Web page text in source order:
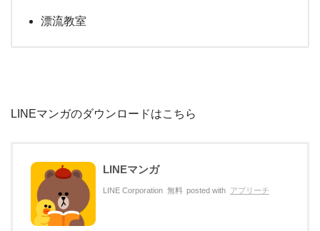
漂流教室
LINEマンガのダウンロードはこちら
LINEマンガ
LINE Corporation 無料 posted with アプリーチ